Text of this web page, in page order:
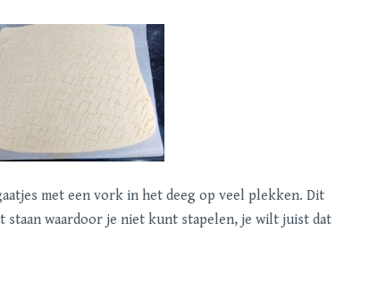
met een vork in het deeg op veel plekken. Dit
staan waardoor je niet kunt stapelen, je wilt juist dat